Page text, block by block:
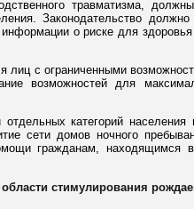
травматизма,
Законодательство должно
о риске для
с ограниченными
возможностей для
категорий
сети домов ночного
гражданам, находящимся
стимулирования